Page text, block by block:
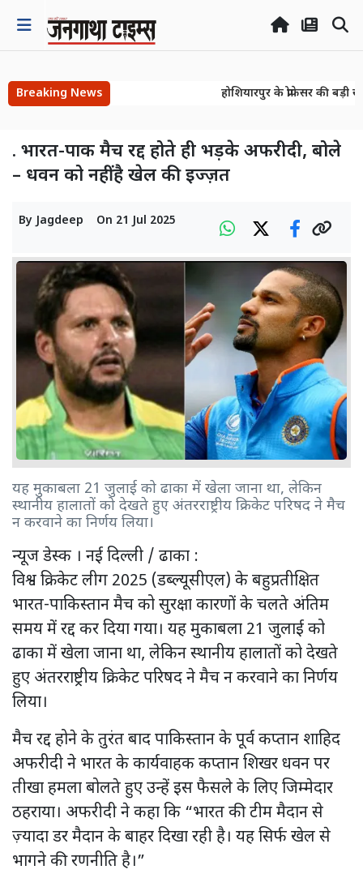
Breaking News
होशियारपुर के प्रोफेसर की बड़ी
. भारत-पाक मैच रद्द होते ही भड़के अफरीदी, बोले
– धवन को नहीं है खेल की इज्ज़त
ByJagdeep On 21 Jul 2025
यह मुकाबला 21 जुलाई को ढाका में खेला जाना था, लेकिन
स्थानीय हालातों को देखते हुए अंतरराष्ट्रीय क्रिकेट परिषद ने मैच
न करवाने का निर्णय लिया।
न्यूज डेस्क । नई दिल्ली / ढाका :
विश्व क्रिकेट लीग 2025 (डब्ल्यूसीएल) के बहुप्रतीक्षित
भारत-पाकिस्तान मैच को सुरक्षा कारणों के चलते अंतिम
समय में रद्द कर दिया गया। यह मुकाबला 21 जुलाई को
ढाका में खेला जाना था, लेकिन स्थानीय हालातों को देखते
हुए अंतरराष्ट्रीय क्रिकेट परिषद ने मैच न करवाने का निर्णय
लिया।
मैच रद्द होने के तुरंत बाद पाकिस्तान के पूर्व कप्तान शाहिद
अफरीदी ने भारत के कार्यवाहक कप्तान शिखर धवन पर
तीखा हमला बोलते हुए उन्हें इस फैसले के लिए जिम्मेदार
ठहराया। अफरीदी ने कहा कि “भारत की टीम मैदान से
ज़्यादा डर मैदान के बाहर दिखा रही है। यह सिर्फ खेल से
भागने की रणनीति है।”